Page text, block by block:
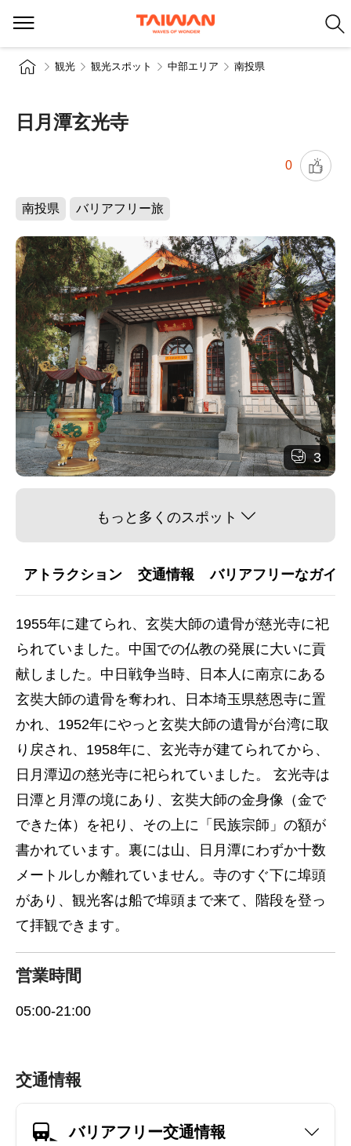
観光 観光スポット 中部エリア 南投県
日月潭玄光寺
0
南投県 バリアフリー旅
3
もっと多くのスポット
アトラクション 交通情報 バリアフリーなガイ
1955年に建てられ、玄奘大師の遺骨が慈光寺に祀
られていました。中国での仏教の発展に大いに貢
献しました。中日戦争当時、日本人に南京にある
玄奘大師の遺骨を奪われ、日本埼玉県慈恩寺に置
かれ、1952年にやっと玄奘大師の遺骨が台湾に取
り戻され、1958年に、玄光寺が建てられてから、
日月潭辺の慈光寺に祀られていました。 玄光寺は
日潭と月潭の境にあり、玄奘大師の金身像（金で
できた体）を祀り、その上に「民族宗師」の額が
書かれています。裏には山、日月潭にわずか十数
メートルしか離れていません。寺のすぐ下に埠頭
があり、観光客は船で埠頭まで来て、階段を登っ
て拝観できます。
営業時間
05:00-21:00
交通情報
バリアフリー交通情報